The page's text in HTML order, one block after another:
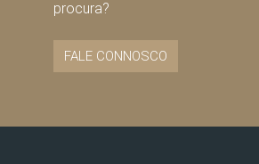
procura?
FALE CONNOSCO